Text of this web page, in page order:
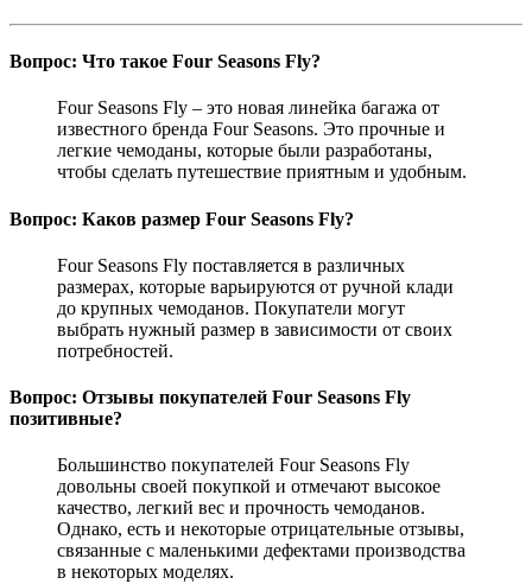
Вопрос: Что такое Four Seasons Fly?
Four Seasons Fly – это новая линейка багажа от
известного бренда Four Seasons. Это прочные и
легкие чемоданы, которые были разработаны,
чтобы сделать путешествие приятным и удобным.
Вопрос: Каков размер Four Seasons Fly?
Four Seasons Fly поставляется в различных
размерах, которые варьируются от ручной клади
до крупных чемоданов. Покупатели могут
выбрать нужный размер в зависимости от своих
потребностей.
Вопрос: Отзывы покупателей Four Seasons Fly
позитивные?
Большинство покупателей Four Seasons Fly
довольны своей покупкой и отмечают высокое
качество, легкий вес и прочность чемоданов.
Однако, есть и некоторые отрицательные отзывы,
связанные с маленькими дефектами производства
в некоторых моделях.